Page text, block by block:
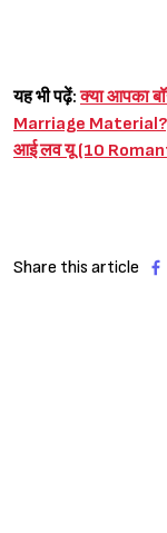
यह भी पढ़ें:क्या आपका
Marriage
आई लव यू (10
Share this article